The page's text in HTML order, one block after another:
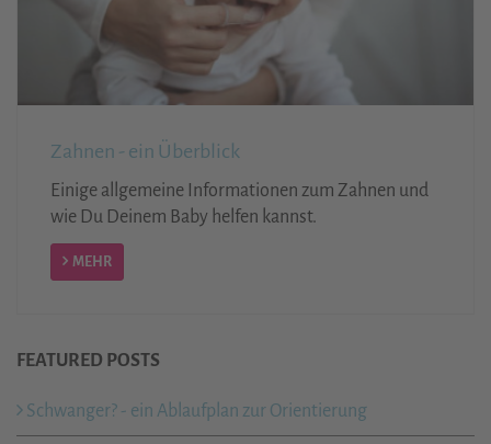
Zahnen - ein Überblick
Einige allgemeine Informationen zum Zahnen und
wie Du Deinem Baby helfen kannst.
MEHR
FEATURED POSTS
Schwanger? - ein Ablaufplan zur Orientierung